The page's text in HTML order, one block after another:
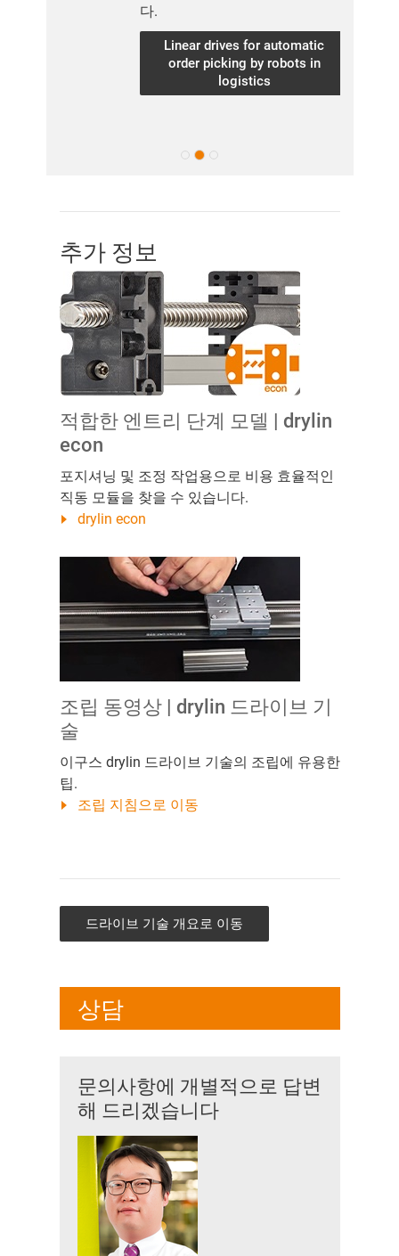
다.
Linear drives for automatic
order picking by robots in
logistics
추가 정보
적합한 엔트리 단계 모델 | drylin
econ
포지셔닝 및 조정 작업용으로 비용 효율적인
직동 모듈을 찾을 수 있습니다.
drylin econ
조립 동영상 | drylin 드라이브 기
술
이구스 drylin 드라이브 기술의 조립에 유용한
팁.
조립 지침으로 이동
드라이브 기술 개요로 이동
상담
문의사항에 개별적으로 답변
해 드리겠습니다